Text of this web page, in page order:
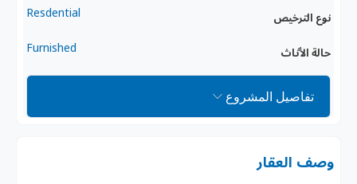
نوع الترخيص Resdential
حالة الأثاث Furnished
تفاصيل المشروع
وصف العقار